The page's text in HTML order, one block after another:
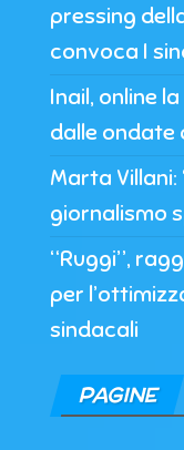
pressing
convoca I
Inail, online
dalle ondate
Marta
giornalismo
“Ruggi”,
per
sindacali
PAGINE